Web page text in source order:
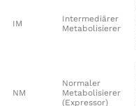
IM
Intermediärer
Metabolisierer
NM
Normaler
Metabolisierer
(Expressor)